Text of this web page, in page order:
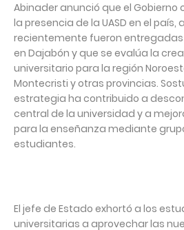
Abinader anunció que el
la presencia de la UASD en el país,
recientemente fueron
en Dajabón y que se evalúa la
universitario para la región
Montecristi y otras provincias.
estrategia ha contribuido a
central de la universidad y a
para la enseñanza mediante
estudiantes.
El jefe de Estado exhortó a los
universitarias a aprovechar las